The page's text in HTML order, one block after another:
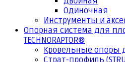
Одиночная
Инструменты и
Опорная система для
TECHNORAPTOR®
Кровельные опоры
Страт-профиль